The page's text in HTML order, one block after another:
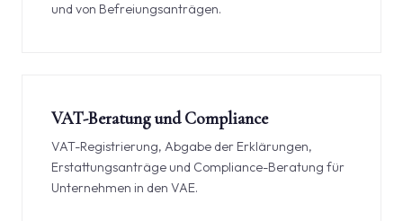
und von Befreiungsanträgen.
VAT-Beratung und Compliance
VAT-Registrierung, Abgabe der Erklärungen,
Erstattungsanträge und Compliance-Beratung für
Unternehmen in den VAE.